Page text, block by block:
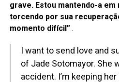
grave. Estou mantendo-a
torcendo por sua
momento difícil” .
I want to send love and
of Jade Sotomayor. She
accident. I’m keeping